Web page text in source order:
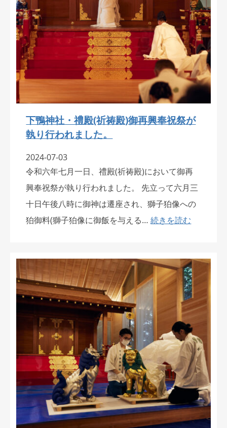
下鴨神社・禮殿(祈祷殿)御再興奉祝祭が
執り行われました。
2024-07-03
令和六年七月一日、禮殿(祈祷殿)において御再
興奉祝祭が執り行われました。 先立って六月三
十日午後八時に御神は遷座され、獅子狛像への
狛御料(獅子狛像に御飯を与える…続きを読む